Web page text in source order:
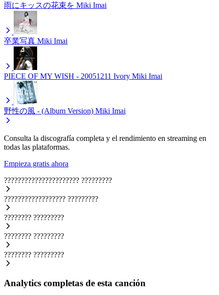
雨にキッスの花束を Miki Imai
卒業写真 Miki Imai
PIECE OF MY WISH - 20051211 Ivory Miki Imai
野性の風 - (Album Version) Miki Imai
Consulta la discografía completa y el rendimiento en streaming en
todas las plataformas.
Empieza gratis ahora
?????????????????????? ?????????
?????????????????? ?????????
???????? ?????????
???????? ?????????
???????? ?????????
Analytics completas de esta canción